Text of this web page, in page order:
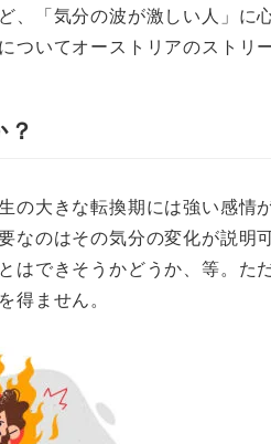
「気分の波が激しい人」
いてオーストリアのストリ
大きな転換期には強い感情
のはその気分の変化が説
できそうかどうか、等。た
ません。